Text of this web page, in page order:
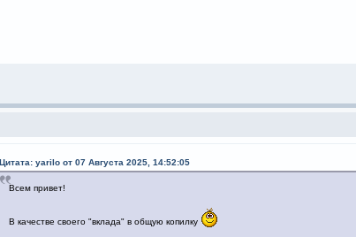
Цитата: yarilo от 07 Августа 2025, 14:52:05
Всем привет!
В качестве своего "вклада" в общую копилку